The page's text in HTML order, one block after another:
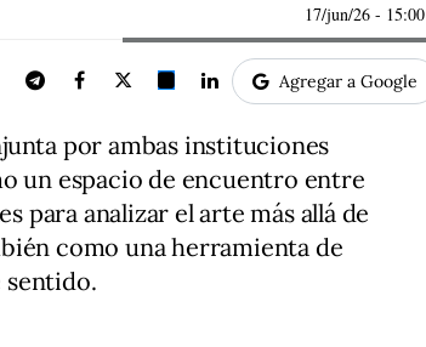
17/jun/26 - 15:00
Agregar a Google
por ambas instituciones
un espacio de encuentro entre
para analizar el arte más allá de
como una herramienta de
sentido.